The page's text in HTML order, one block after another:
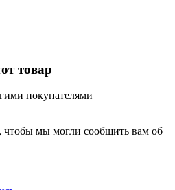
товар
покупателями
чтобы мы могли сообщить вам об